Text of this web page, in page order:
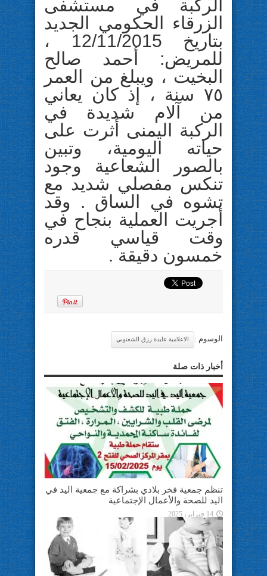
الركبة في مستشفى
الزرقاء الحكومي الجديد
بتاريخ 12/11/2015 ،
للمريض: أحمد صالح
البخيت ، ويبلغ من العمر
٧٥ سنة ، إذ كان يعاني
من آلام شديدة في
الركبة اليمنى أثرت على
حياته اليومية، وتبين
بالصور الشعاعية وجود
تنكس مفصلي شديد مع
تشوه في الساق . وقد
أجريت العملية بنجاح في
وقت قياسي قدره
خمسون دقيقة .
الوسوم : الاعلامية عايدة رزق الشغنوبي
أخبار ذات صلة
تنظم جمعية فخر بلادي بشراكة مع جمعية اليد في
اليد للصحة والأعمال الإجتماعية
14 فبراير، 2025